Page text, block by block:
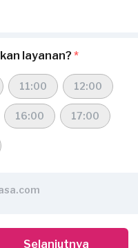
layanan? *
11:00 12:00
16:00 17:00
Selanjutnya